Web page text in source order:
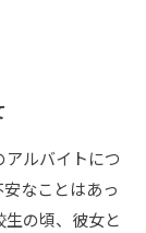
ルバイトにつ
なことはあっ
の頃、彼女と